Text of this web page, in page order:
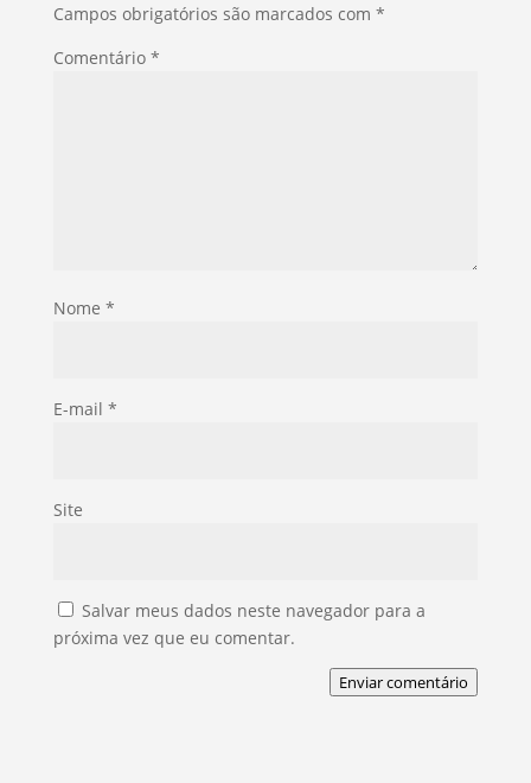
Campos obrigatórios são marcados com *
Comentário *
Nome *
E-mail *
Site
Salvar meus dados neste navegador para a
próxima vez que eu comentar.
Enviar comentário